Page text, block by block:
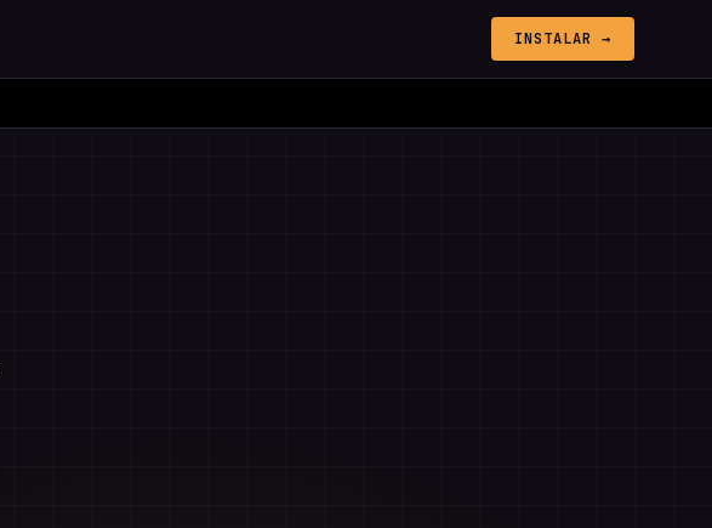
INSTALAR →